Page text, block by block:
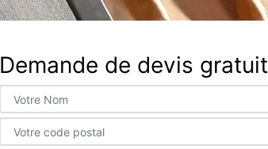
Demande de devis gratuit